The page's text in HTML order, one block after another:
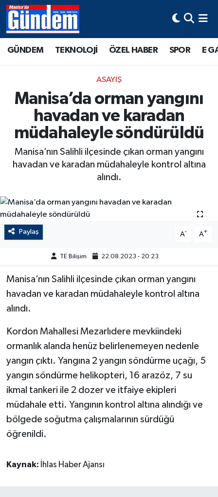
GÜNDEM TEKNOLOJİ ÖZEL HABER SPOR E
ASAYİŞ
Manisa’da orman yangını
havadan ve karadan
müdahaleyle söndürüldü
Manisa’nın Salihli ilçesinde çıkan orman yangını
havadan ve karadan müdahaleyle kontrol altına
alındı.
Paylaş A- A+
TE Bilişim 22.08.2023 - 20:23
Manisa’nın Salihli ilçesinde çıkan orman yangını
havadan ve karadan müdahaleyle kontrol altına
alındı.
Kordon Mahallesi Mezarlıdere mevkiindeki
ormanlık alanda henüz belirlenemeyen nedenle
yangın çıktı. Yangına 2 yangın söndürme uçağı, 5
yangın söndürme helikopteri, 16 arazöz, 7 su
ikmal tankeri ile 2 dozer ve itfaiye ekipleri
müdahale etti. Yangının kontrol altına alındığı ve
bölgede soğutma çalışmalarının sürdüğü
öğrenildi.
Kaynak: İhlas Haber Ajansı
Manisa Hava Durumu
Tüm Manşetler
Son Dakika Haberleri
Haber Arşivi